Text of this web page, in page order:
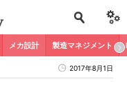
メカ設計 製造マネジメント
2017年8月1日